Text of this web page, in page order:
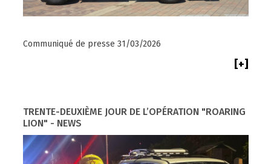
Communiqué de presse 31/03/2026
[+]
TRENTE-DEUXIÈME JOUR DE L’OPÉRATION "ROARING
LION" - NEWS